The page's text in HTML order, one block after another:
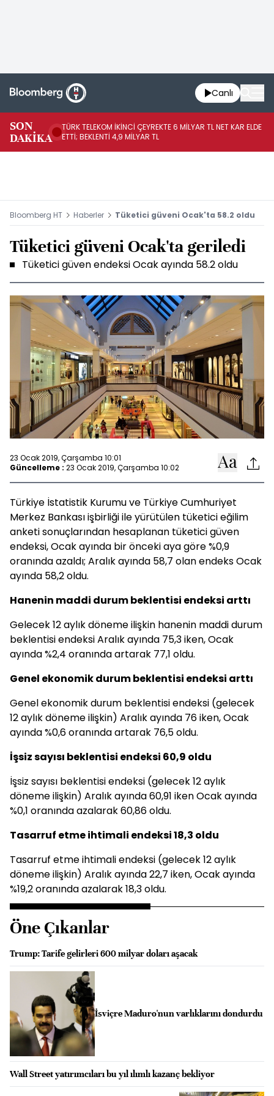
Canlı
SON
DAKİKA
TÜRK TELEKOM İKİNCİ ÇEYREKTE 6 MİLYAR TL NET KAR ELDE
ETTİ; BEKLENTİ 4,9 MİLYAR TL
Bloomberg HT Haberler Tüketici güveni Ocak'ta 58.2 oldu
Tüketici güveni Ocak'ta geriledi
Tüketici güven endeksi Ocak ayında 58.2 oldu
23 Ocak 2019, Çarşamba 10:01
Güncelleme : 23 Ocak 2019, Çarşamba 10:02
Türkiye İstatistik Kurumu ve Türkiye Cumhuriyet
Merkez Bankası işbirliği ile yürütülen tüketici eğilim
anketi sonuçlarından hesaplanan tüketici güven
endeksi, Ocak ayında bir önceki aya göre %0,9
oranında azaldı; Aralık ayında 58,7 olan endeks Ocak
ayında 58,2 oldu.
Hanenin maddi durum beklentisi endeksi arttı
Gelecek 12 aylık döneme ilişkin hanenin maddi durum
beklentisi endeksi Aralık ayında 75,3 iken, Ocak
ayında %2,4 oranında artarak 77,1 oldu.
Genel ekonomik durum beklentisi endeksi arttı
Genel ekonomik durum beklentisi endeksi (gelecek
12 aylık döneme ilişkin) Aralık ayında 76 iken, Ocak
ayında %0,6 oranında artarak 76,5 oldu.
İşsiz sayısı beklentisi endeksi 60,9 oldu
İşsiz sayısı beklentisi endeksi (gelecek 12 aylık
döneme ilişkin) Aralık ayında 60,91 iken Ocak ayında
%0,1 oranında azalarak 60,86 oldu.
Tasarruf etme ihtimali endeksi 18,3 oldu
Tasarruf etme ihtimali endeksi (gelecek 12 aylık
döneme ilişkin) Aralık ayında 22,7 iken, Ocak ayında
%19,2 oranında azalarak 18,3 oldu.
Öne Çıkanlar
Trump: Tarife gelirleri 600 milyar doları aşacak
İsviçre Maduro'nun varlıklarını dondurdu
Wall Street yatırımcıları bu yıl ılımlı kazanç bekliyor